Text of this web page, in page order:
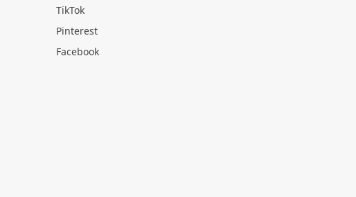
TikTok
Pinterest
Facebook